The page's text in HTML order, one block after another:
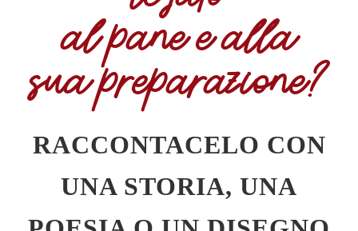
al pane e alla
sua preparazione?
RACCONTACELO CON
UNA STORIA, UNA